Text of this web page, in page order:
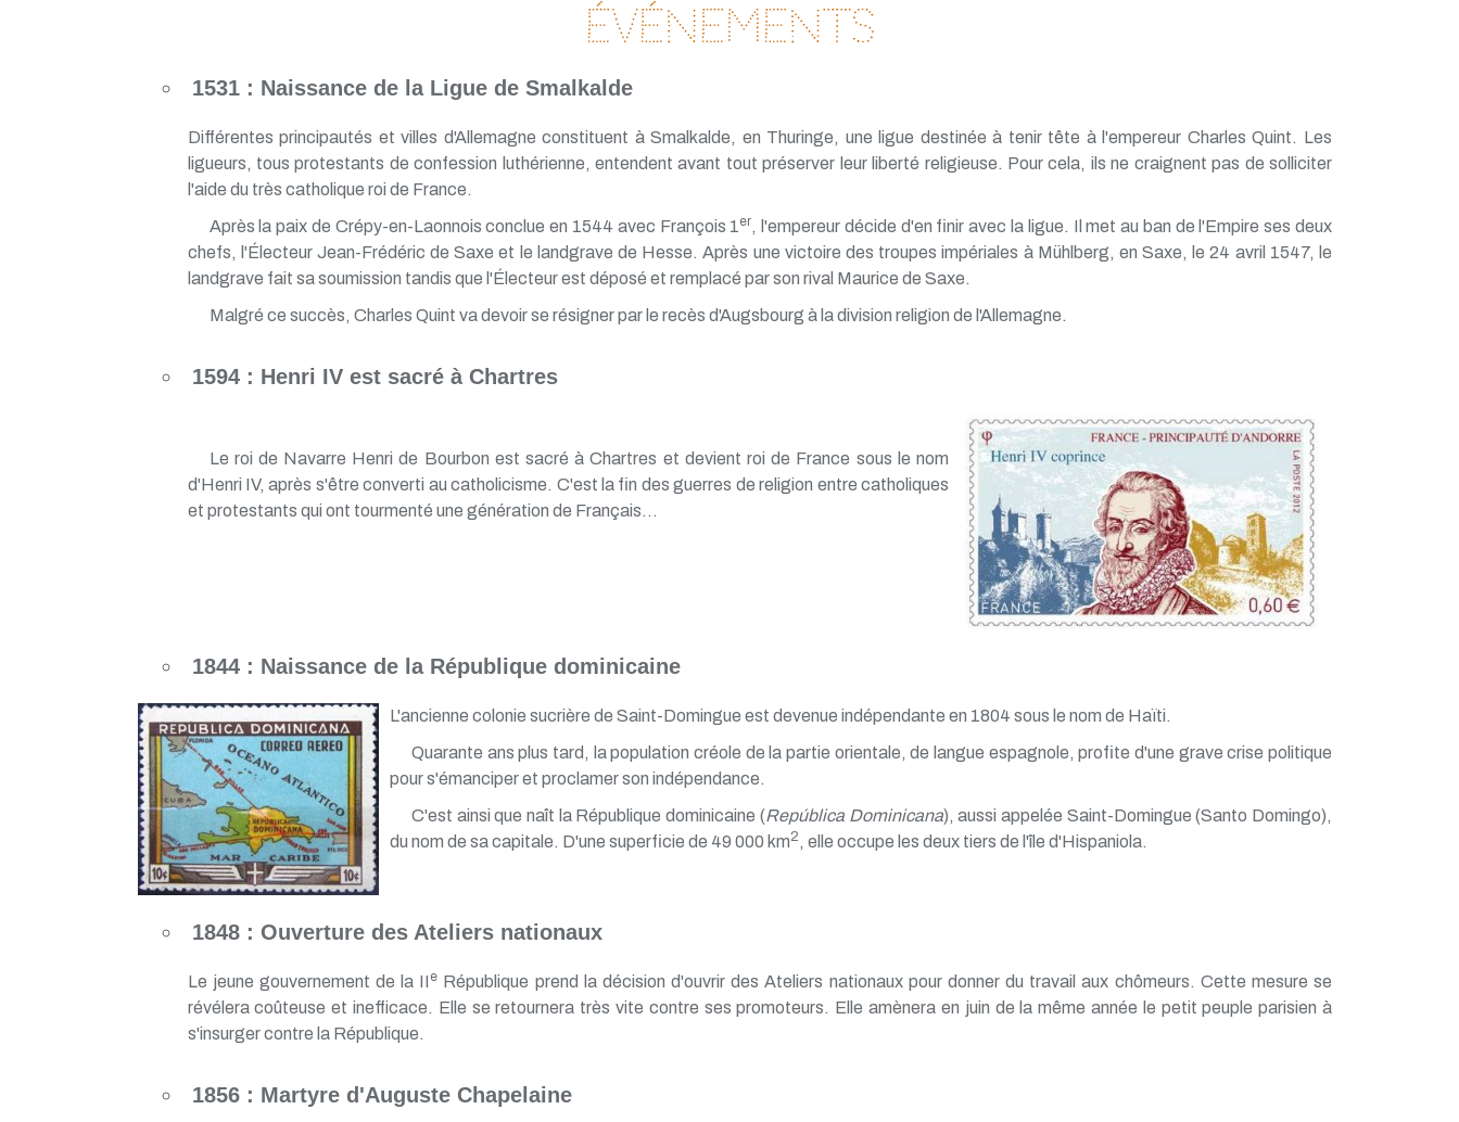
Événements
1531 : Naissance de la Ligue de Smalkalde
Différentes principautés et villes d'Allemagne constituent à Smalkalde, en Thuringe, une ligue destinée à tenir tête à l'empereur Charles Quint. Les
ligueurs, tous protestants de confession luthérienne, entendent avant tout préserver leur liberté religieuse. Pour cela, ils ne craignent pas de solliciter
l'aide du très catholique roi de France.
Après la paix de Crépy-en-Laonnois conclue en 1544 avec François 1er, l'empereur décide d'en finir avec la ligue. Il met au ban de l'Empire ses deux
chefs, l'Électeur Jean-Frédéric de Saxe et le landgrave de Hesse. Après une victoire des troupes impériales à Mühlberg, en Saxe, le 24 avril 1547, le
landgrave fait sa soumission tandis que l'Électeur est déposé et remplacé par son rival Maurice de Saxe.
Malgré ce succès, Charles Quint va devoir se résigner par le recès d'Augsbourg à la division religion de l'Allemagne.
1594 : Henri IV est sacré à Chartres
Le roi de Navarre Henri de Bourbon est sacré à Chartres et devient roi de France sous le nom
d'Henri IV, après s'être converti au catholicisme. C'est la fin des guerres de religion entre catholiques
et protestants qui ont tourmenté une génération de Français...
1844 : Naissance de la République dominicaine
L'ancienne colonie sucrière de Saint-Domingue est devenue indépendante en 1804 sous le nom de Haïti.
Quarante ans plus tard, la population créole de la partie orientale, de langue espagnole, profite d'une grave crise politique
pour s'émanciper et proclamer son indépendance.
C'est ainsi que naît la République dominicaine (República Dominicana), aussi appelée Saint-Domingue (Santo Domingo),
du nom de sa capitale. D'une superficie de 49 000 km2 , elle occupe les deux tiers de l'île d'Hispaniola.
1848 : Ouverture des Ateliers nationaux
Le jeune gouvernement de la II e République prend la décision d'ouvrir des Ateliers nationaux pour donner du travail aux chômeurs. Cette mesure se
révélera coûteuse et inefficace. Elle se retournera très vite contre ses promoteurs. Elle amènera en juin de la même année le petit peuple parisien à
s'insurger contre la République.
1856 : Martyre d'Auguste Chapelaine